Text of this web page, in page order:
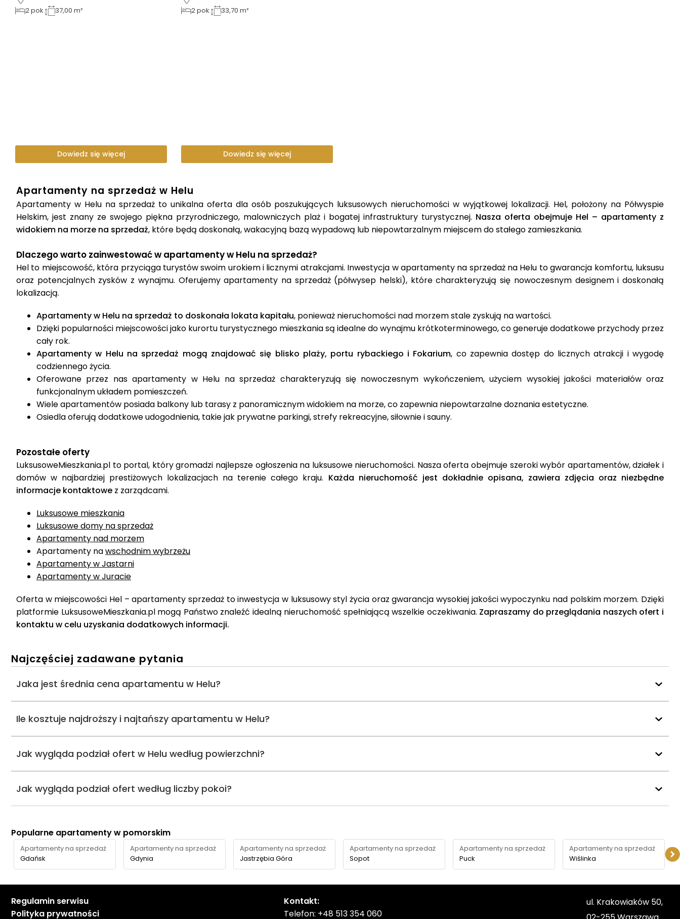
2pok. 37,00 m²
Dowiedz się więcej
2pok. 33,70 m²
Dowiedz się więcej
Apartamenty na sprzedaż w Helu
Apartamenty w Helu na sprzedaż to unikalna oferta dla osób poszukujących luksusowych nieruchomości w wyjątkowej lokalizacji. Hel, położony na Półwyspie
Helskim, jest znany ze swojego piękna przyrodniczego, malowniczych plaż i bogatej infrastruktury turystycznej. Nasza oferta obejmuje Hel – apartamenty z
widokiem na morze na sprzedaż, które będą doskonałą, wakacyjną bazą wypadową lub niepowtarzalnym miejscem do stałego zamieszkania.
Dlaczego warto zainwestować w apartamenty w Helu na sprzedaż?
Hel to miejscowość, która przyciąga turystów swoim urokiem i licznymi atrakcjami. Inwestycja w apartamenty na sprzedaż na Helu to gwarancja komfortu, luksusu
oraz potencjalnych zysków z wynajmu. Oferujemy apartamenty na sprzedaż (półwysep helski), które charakteryzują się nowoczesnym designem i doskonałą
lokalizacją.
Apartamenty w Helu na sprzedaż to doskonała lokata kapitału, ponieważ nieruchomości nad morzem stale zyskują na wartości.
Dzięki popularności miejscowości jako kurortu turystycznego mieszkania są idealne do wynajmu krótkoterminowego, co generuje dodatkowe przychody przez
cały rok​.
Apartamenty w Helu na sprzedaż mogą znajdować się blisko plaży, portu rybackiego i Fokarium, co zapewnia dostęp do licznych atrakcji i wygodę
codziennego życia​.
Oferowane przez nas apartamenty w Helu na sprzedaż charakteryzują się nowoczesnym wykończeniem, użyciem wysokiej jakości materiałów oraz
funkcjonalnym układem pomieszczeń.
Wiele apartamentów posiada balkony lub tarasy z panoramicznym widokiem na morze, co zapewnia niepowtarzalne doznania estetyczne.
Osiedla oferują dodatkowe udogodnienia, takie jak prywatne parkingi, strefy rekreacyjne, siłownie i sauny.
Pozostałe oferty
LuksusoweMieszkania.pl to portal, który gromadzi najlepsze ogłoszenia na luksusowe nieruchomości. Nasza oferta obejmuje szeroki wybór apartamentów, działek i
domów w najbardziej prestiżowych lokalizacjach na terenie całego kraju. Każda nieruchomość jest dokładnie opisana, zawiera zdjęcia oraz niezbędne
informacje kontaktowe z zarządcami.
Luksusowe mieszkania
Luksusowe domy na sprzedaż
Apartamenty nad morzem
Apartamenty nawschodnim wybrzeżu
Apartamenty w Jastarni
Apartamenty w Juracie
Oferta w miejscowości Hel – apartamenty sprzedaż to inwestycja w luksusowy styl życia oraz gwarancja wysokiej jakości wypoczynku nad polskim morzem. Dzięki
platformie LuksusoweMieszkania.pl mogą Państwo znaleźć idealną nieruchomość spełniającą wszelkie oczekiwania. Zapraszamy do przeglądania naszych ofert i
kontaktu w celu uzyskania dodatkowych informacji.
Najczęściej zadawane pytania
Jaka jest średnia cena apartamentu w Helu?
Ile kosztuje najdroższy i najtańszy apartamentu w Helu?
Jak wygląda podział ofert w Helu według powierzchni?
Jak wygląda podział ofert według liczby pokoi?
Popularne apartamenty w pomorskim
Apartamenty na sprzedaż
Gdańsk
Apartamenty na sprzedaż
Gdynia
Apartamenty na sprzedaż
Jastrzębia Góra
Apartamenty na sprzedaż
Sopot
Apartamenty na sprzedaż
Puck
Apartamenty na sprzedaż
Wiślinka
Regulamin serwisu
Polityka prywatności
Kontakt:
Telefon: +48 513 354 060
ul. Krakowiaków 50,